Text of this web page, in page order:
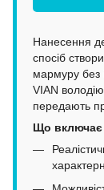
Нанесення
спосіб
мармуру без
VIAN
передають
Що включає